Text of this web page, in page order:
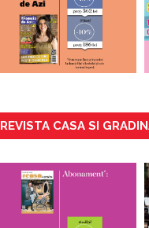
REVISTA CASA SI